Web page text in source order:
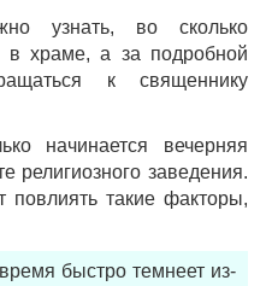
узнать, во сколько
в храме, а за подробной
к священнику
начинается вечерняя
религиозного заведения.
повлиять такие факторы,
быстро темнеет из-